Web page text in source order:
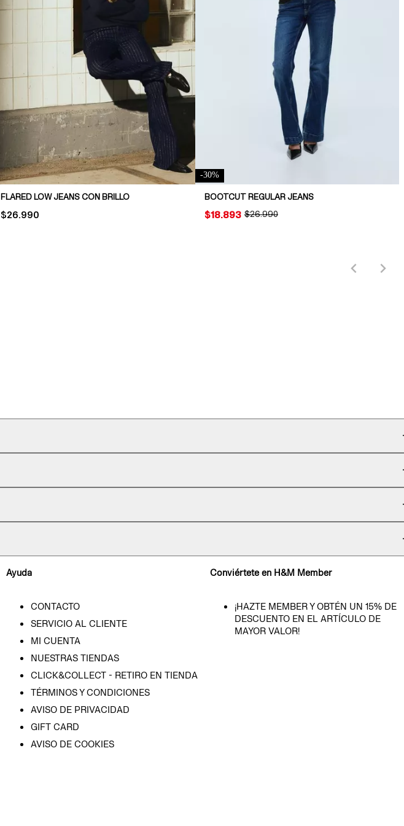
FLARED LOW JEANS CON BRILLO
PRICE:
$26.990
-30%
BOOTCUT REGULAR JEANS
ORIGINAL PRICE:
$26.990
PRICE:
$18.893
Ayuda
CONTACTO
SERVICIO AL CLIENTE
MI CUENTA
NUESTRAS TIENDAS
CLICK&COLLECT - RETIRO EN TIENDA
TÉRMINOS Y CONDICIONES
AVISO DE PRIVACIDAD
GIFT CARD
AVISO DE COOKIES
Conviértete en H&M Member
¡HAZTE MEMBER Y OBTÉN UN 15% DE
DESCUENTO EN EL ARTÍCULO DE
MAYOR VALOR!